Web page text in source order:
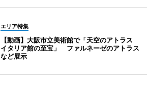
エリア特集
【動画】大阪市立美術館で「天空のアトラス
イタリア館の至宝」 ファルネーゼのアトラス
など展示